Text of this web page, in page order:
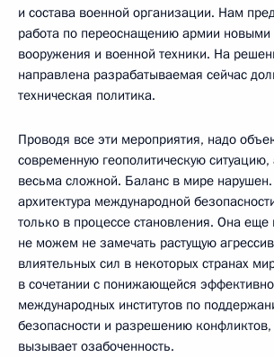
и состава военной организации. Нам
работа по переоснащению армии
вооружения и военной техники. На
направлена разрабатываемая сейчас
техническая политика.
Проводя все эти мероприятия, надо
современную геополитическую ситуацию,
весьма сложной. Баланс в мире
архитектура международной
только в процессе становления. Она
не можем не замечать растущую
влиятельных сил в некоторых странах
в сочетании с понижающейся
международных институтов по
безопасности и разрешению
вызывает озабоченность.